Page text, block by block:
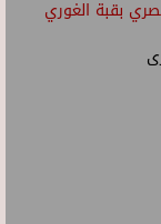
بقبة الغوري